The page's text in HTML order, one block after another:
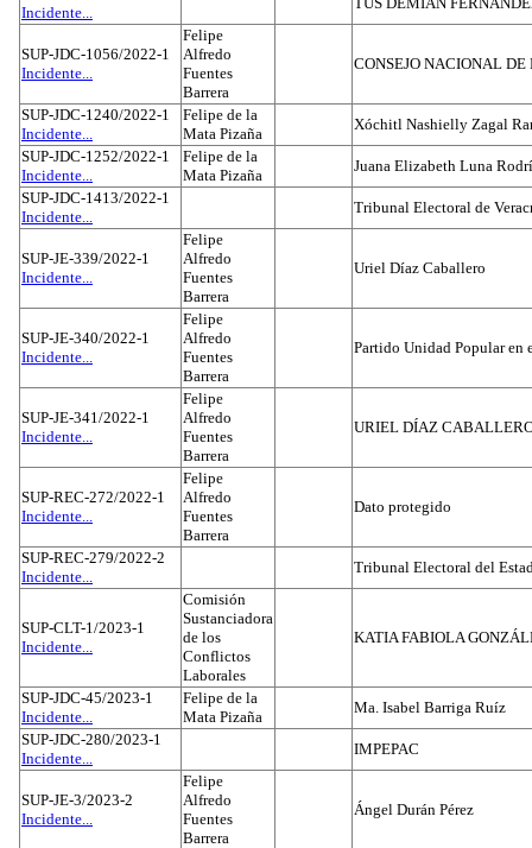
Incidente...
SUP-JDC-1056/2022-1
Incidente...
Felipe
Alfredo
Fuentes
Barrera
CONSEJO NACIONAL
SUP-JDC-1240/2022-1
Incidente...
Felipe de la
Mata Pizaña
Xóchitl Nashielly Zagal
SUP-JDC-1252/2022-1
Incidente...
Felipe de la
Mata Pizaña
Juana Elizabeth Luna
SUP-JDC-1413/2022-1
Incidente...
Tribunal Electoral de
SUP-JE-339/2022-1
Incidente...
Felipe
Alfredo
Fuentes
Barrera
Uriel Díaz Caballero
SUP-JE-340/2022-1
Incidente...
Felipe
Alfredo
Fuentes
Barrera
Partido Unidad Popular en
SUP-JE-341/2022-1
Incidente...
Felipe
Alfredo
Fuentes
Barrera
URIEL DÍAZ
SUP-REC-272/2022-1
Incidente...
Felipe
Alfredo
Fuentes
Barrera
Dato protegido
SUP-REC-279/2022-2
Incidente...
Tribunal Electoral del
SUP-CLT-1/2023-1
Incidente...
Comisión
Sustanciadora
de los
Conflictos
Laborales
KATIA FABIOLA
SUP-JDC-45/2023-1
Incidente...
Felipe de la
Mata Pizaña
Ma. Isabel Barriga Ruíz
SUP-JDC-280/2023-1
Incidente...
IMPEPAC
SUP-JE-3/2023-2
Incidente...
Felipe
Alfredo
Fuentes
Barrera
Ángel Durán Pérez